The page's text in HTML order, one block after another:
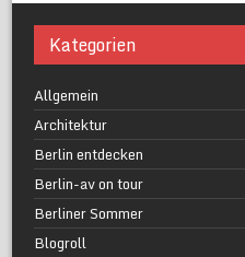
Kategorien
Allgemein
Architektur
Berlin entdecken
Berlin-av on tour
Berliner Sommer
Blogroll